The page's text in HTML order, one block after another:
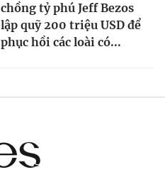
chồng tỷ phú Jeff Bezos
lập quỹ 200 triệu USD để
phục hồi các loài có...